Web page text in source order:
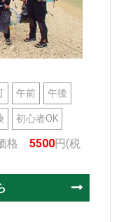
午前 午後
初心者OK
格5500円(税